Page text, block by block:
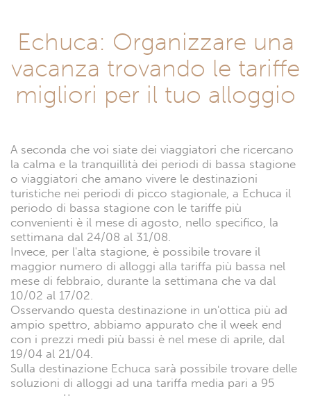
Echuca: Organizzare una
vacanza trovando le tariffe
migliori per il tuo alloggio
A seconda che voi siate dei viaggiatori che ricercano
la calma e la tranquillità dei periodi di bassa stagione
o viaggiatori che amano vivere le destinazioni
turistiche nei periodi di picco stagionale, a Echuca il
periodo di bassa stagione con le tariffe più
convenienti è il mese di agosto, nello specifico, la
settimana dal 24/08 al 31/08.
Invece, per l'alta stagione, è possibile trovare il
maggior numero di alloggi alla tariffa più bassa nel
mese di febbraio, durante la settimana che va dal
10/02 al 17/02.
Osservando questa destinazione in un'ottica più ad
ampio spettro, abbiamo appurato che il week end
con i prezzi medi più bassi è nel mese di aprile, dal
19/04 al 21/04.
Sulla destinazione Echuca sarà possibile trovare delle
soluzioni di alloggi ad una tariffa media pari a 95